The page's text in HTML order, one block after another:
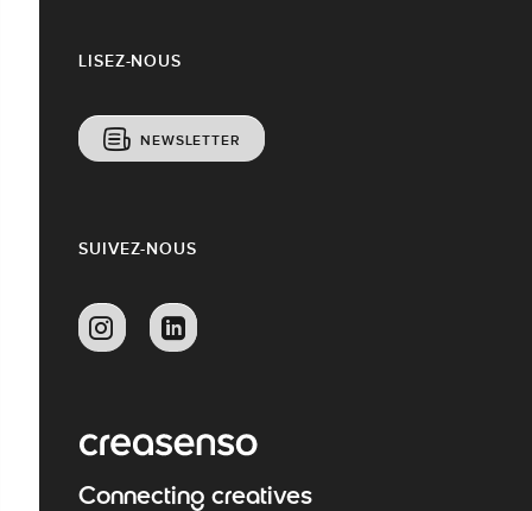
LISEZ-NOUS
NEWSLETTER
SUIVEZ-NOUS
Connecting creatives